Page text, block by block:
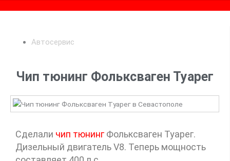
Автосервис
Чип тюнинг Фольксваген Туарег
Сделали чип тюнинг Фольксваген Туарег.
Дизельный двигатель V8. Теперь мощность